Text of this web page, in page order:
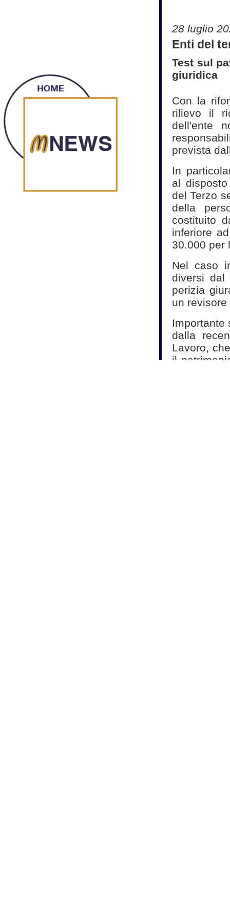
28 luglio
Enti del
Test sul
giuridica
Con la
rilievo il
dell'ente
prevista
In
al
del Terzo
della
costituito
inferiore
30.000 per
Nel caso
diversi dal
perizia
un
Importante
dalla
Lavoro,
il